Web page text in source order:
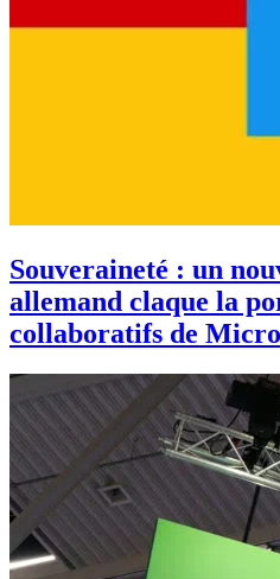
Souveraineté : un
allemand claque la
collaboratifs de